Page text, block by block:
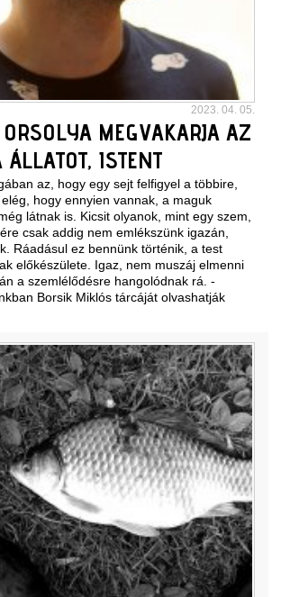
2023. 04. 05.
MEGVAKARJA AZ
ÁLLATOT, ISTENT
az, hogy egy sejt felfigyel a többire,
hogy ennyien vannak, a maguk
látnak is. Kicsit olyanok, mint egy szem,
csak addig nem emlékszünk igazán,
Ráadásul ez bennünk történik, a test
előkészülete. Igaz, nem muszáj elmenni
a szemlélődésre hangolódnak rá. -
Borsik Miklós tárcáját olvashatják